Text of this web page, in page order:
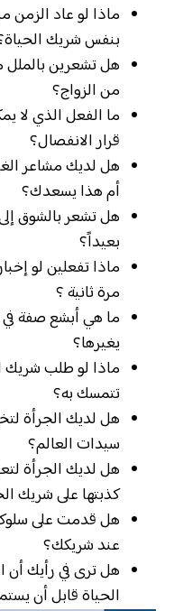
ماذا لو عاد الزمن
بنفس شريك
هل تشعرين
من الزواج؟
ما الفعل الذي لا
قرار الانفصال؟
هل لديك مشاعر
أم هذا يسعدك؟
هل تشعر بالشوق
بعيداً؟
ماذا تفعلين لو
مرة ثانية ؟
ما هي أبشع صفة في
يغيرها؟
ماذا لو طلب شريك
تتمسك به؟
هل لديك الجرأة
سيدات العالم؟
هل لديك الجرأة
كذبتها على شريك
هل قدمت على
عند شريكك؟
هل ترى في رأيك
الحياة قابل أن